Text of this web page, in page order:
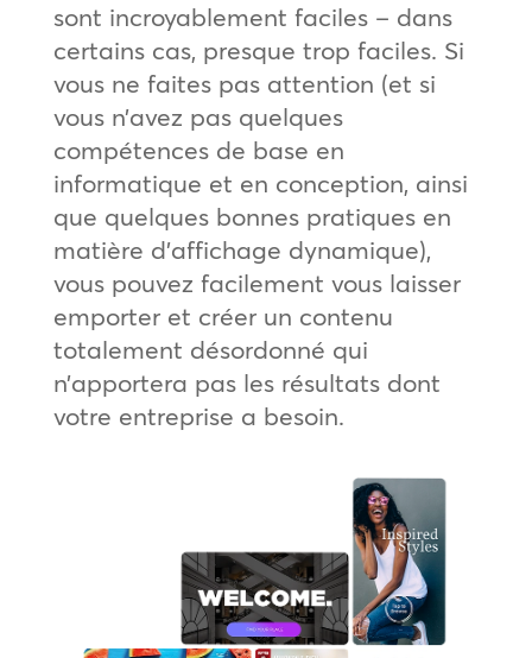
sont incroyablement faciles – dans
certains cas, presque trop faciles. Si
vous ne faites pas attention (et si
vous n’avez pas quelques
compétences de base en
informatique et en conception, ainsi
que quelques bonnes pratiques en
matière d’affichage dynamique),
vous pouvez facilement vous laisser
emporter et créer un contenu
totalement désordonné qui
n’apportera pas les résultats dont
votre entreprise a besoin.